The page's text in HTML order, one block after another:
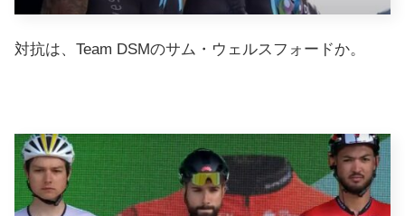
対抗は、Team DSMのサム・ウェルスフォードか。